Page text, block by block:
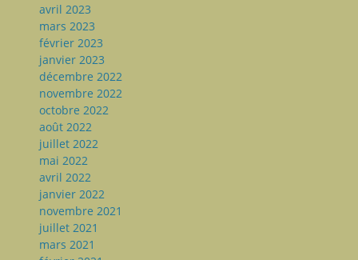
avril 2023
mars 2023
février 2023
janvier 2023
décembre 2022
novembre 2022
octobre 2022
août 2022
juillet 2022
mai 2022
avril 2022
janvier 2022
novembre 2021
juillet 2021
mars 2021